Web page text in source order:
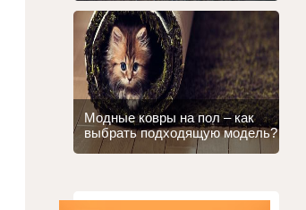
Модные ковры на пол – как
выбрать подходящую модель?